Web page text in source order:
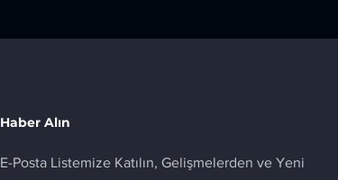
Haber Alın
E-Posta Listemize Katılın, Gelişmelerden ve Yeni